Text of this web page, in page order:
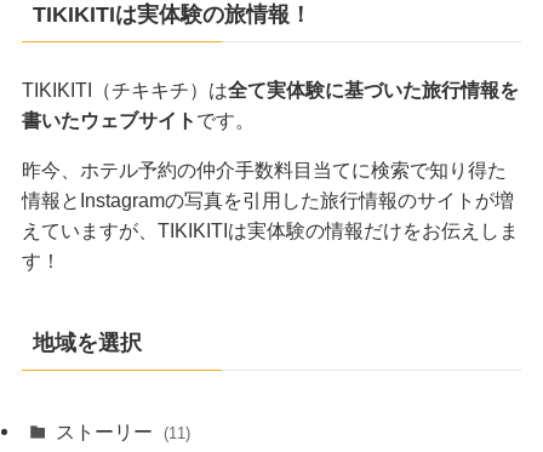
TIKIKITIは実体験の旅情報！
TIKIKITI（チキキチ）は全て実体験に基づいた旅行情報を
書いたウェブサイト です。
昨今、ホテル予約の仲介手数料目当てに検索で知り得た
情報とInstagramの写真を引用した旅行情報のサイトが増
えていますが、TIKIKITIは実体験の情報だけをお伝えしま
す！
地域を選択
ストーリー (11)